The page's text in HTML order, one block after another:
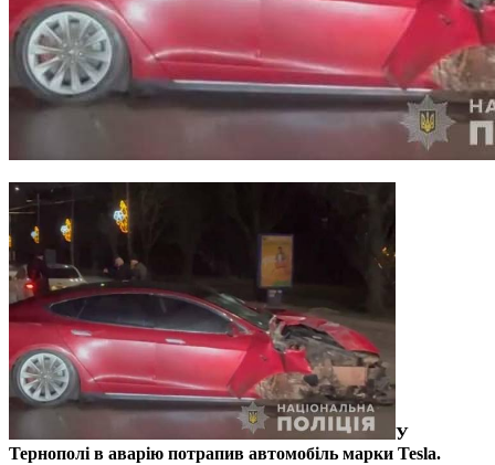
У
Тернополі в аварію потрапив автомобіль марки Tesla.